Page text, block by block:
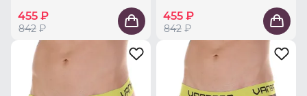
455 ₽
842 ₽
455 ₽
842 ₽